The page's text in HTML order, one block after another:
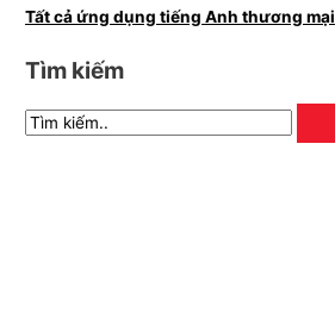
Tất cả ứng dụng tiếng Anh thương mại
Tìm kiếm